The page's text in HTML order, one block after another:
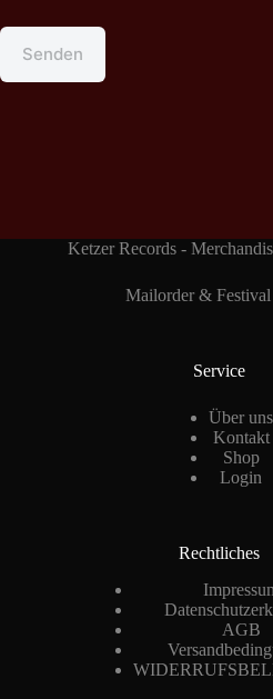
Senden
Ketzer Records -
Mailorder & Festival
Service
Über uns
Kontakt
Shop
Login
Rechtliches
AGB